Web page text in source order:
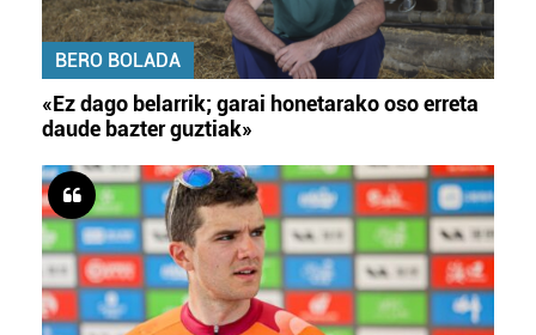
BERO BOLADA
«Ez dago belarrik; garai honetarako oso erreta
daude bazter guztiak»